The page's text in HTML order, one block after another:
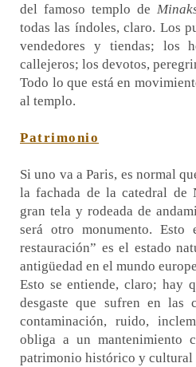
del famoso templo de
todas las índoles, claro. Los
vendedores y tiendas; los
callejeros; los devotos,
Todo lo que está en
al templo.
Patrimonio
Si uno va a Paris, es normal
la fachada de la catedral de
gran tela y rodeada de
será otro monumento.
restauración” es el estado
antigüedad en el mundo
Esto se entiende, claro; hay
desgaste que sufren en las
contaminación, ruido,
obliga a un mantenimiento
patrimonio histórico y cultural